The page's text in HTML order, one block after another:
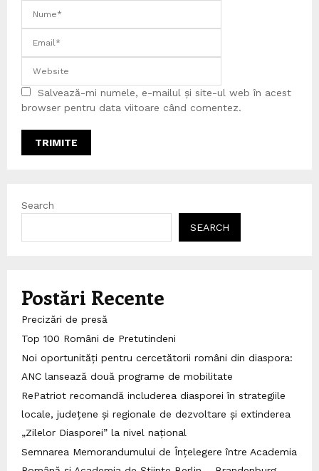
Salvează-mi numele, e-mailul și site-ul web în acest
browser pentru data viitoare când comentez.
Search
SEARCH
Postări Recente
Precizări de presă
Top 100 Români de Pretutindeni
Noi oportunități pentru cercetătorii români din diaspora:
ANC lansează două programe de mobilitate
RePatriot recomandă includerea diasporei în strategiile
locale, județene și regionale de dezvoltare și extinderea
„Zilelor Diasporei” la nivel național
Semnarea Memorandumului de Înțelegere între Academia